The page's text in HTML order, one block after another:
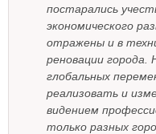
постарались
экономического
отражены и в
реновации города.
глобальных
реализовать и
видением
только разных